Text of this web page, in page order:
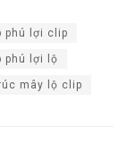
phú lợi clip
phú lợi lộ
mây lộ clip